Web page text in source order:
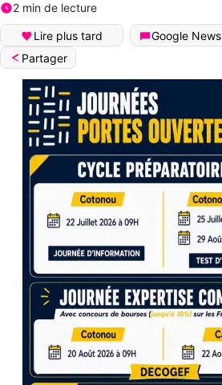
2 min de lecture
Lire plus tard Google News
Partager